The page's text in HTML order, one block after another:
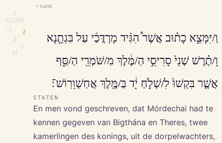
⎘
\u229E
M
+ kantt.
2
וַ/יִּמָּצֵ֣א כָת֗וּב אֲשֶׁר֩ הִגִּ֨יד מָרְדֳּכַ֜י עַל בִּגְתָ֣נָא
וָ/תֶ֗רֶשׁ שְׁנֵי֙ סָרִיסֵ֣י הַ/מֶּ֔לֶךְ מִ/שֹּׁמְרֵ֖י הַ/סַּ֑ף
אֲשֶׁ֤ר בִּקְשׁוּ֙ לִ/שְׁלֹ֣חַ יָ֔ד בַּ/מֶּ֖לֶךְ אֲחַשְׁוֵרֽוֹשׁ־׃
STATEN
En men vond geschreven, dat Mórdechai had te
kennen gegeven van Bigthána en Theres, twee
kamerlingen des konings, uit de dorpelwachters,